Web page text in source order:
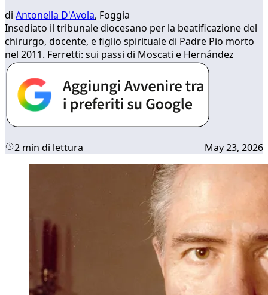
di Antonella D'Avola, Foggia
Insediato il tribunale diocesano per la beatificazione del
chirurgo, docente, e figlio spirituale di Padre Pio morto
nel 2011. Ferretti: sui passi di Moscati e Hernández
2 min di lettura May 23, 2026